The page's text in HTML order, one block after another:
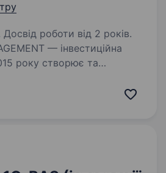
роботи від 2 років.
— інвестиційна
року створює та
економічному